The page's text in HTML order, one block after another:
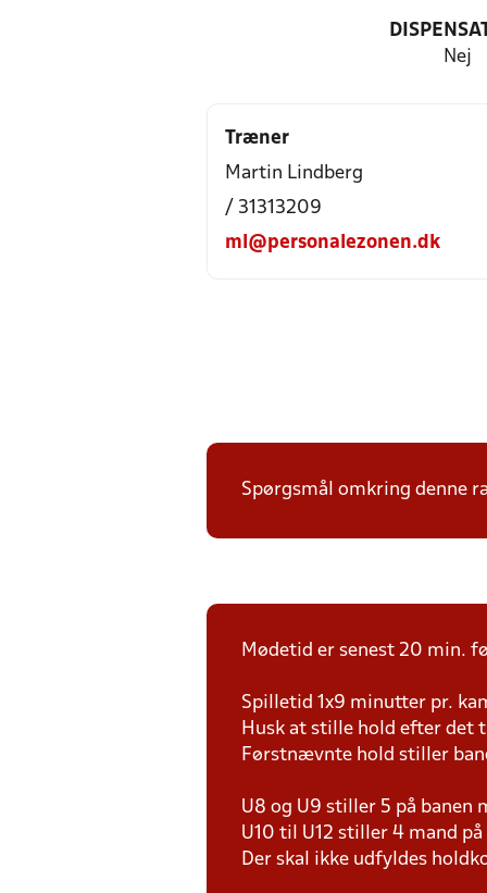
Nej
Træner
Martin Lindberg
/ 31313209
ml@personalezonen.dk
Spørgsmål omkring denne
Mødetid er senest 20 min.
Spilletid 1x9 minutter pr.
Husk at stille hold efter det
Førstnævnte hold stiller
U8 og U9 stiller 5 på banen
U10 til U12 stiller 4 mand
Der skal ikke udfyldes